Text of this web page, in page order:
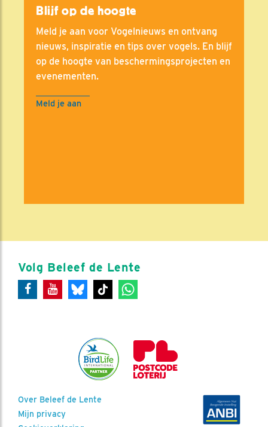
Blijf op de hoogte
Meld je aan voor Vogelnieuws en ontvang
nieuws, inspiratie en tips over vogels. En blijf
op de hoogte van beschermingsprojecten en
evenementen.
Meld je aan
Volg Beleef de Lente
Over Beleef de Lente
Mijn privacy